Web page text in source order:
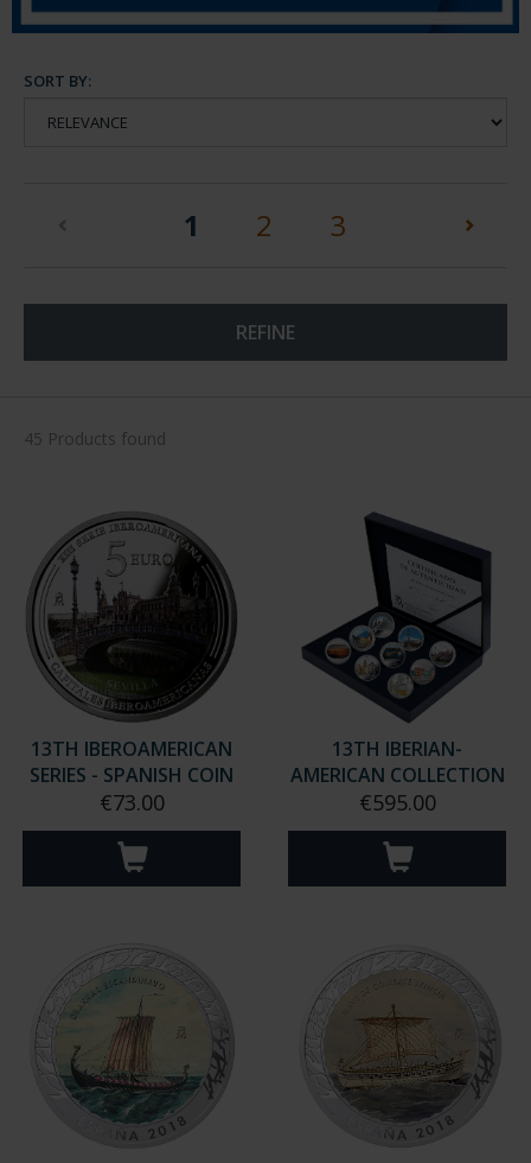
SORT BY:
1 (current)
2 3
REFINE
45 Products found
13TH IBEROAMERICAN
SERIES - SPANISH COIN
€73.00
13TH IBERIAN-
AMERICAN COLLECTION
€595.00